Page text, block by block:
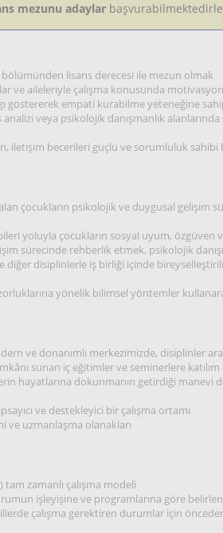
mezunu adaylar
lisans derecesi ile mezun olmak
ve aileleriyle çalışma konusunda
göstererek empati kurabilme yeteneğine
analizi veya psikolojik danışmanlık
iletişim becerileri güçlü ve sorumluluk
çocukların psikolojik ve duygusal gelişim
yoluyla çocukların sosyal uyum, özgüven
sürecinde rehberlik etmek, psikolojik
diğer disiplinlerle iş birliği içinde
yönelik bilimsel yöntemler
ve donanımlı merkezimizde, disiplinler
sunan iç eğitimler ve seminerlere katılım
hayatlarına dokunmanın getirdiği manevi
ve destekleyici bir çalışma ortamı
ve uzmanlaşma olanakları
zamanlı çalışma modeli
işleyişine ve programlarına göre
çalışma gerektiren durumlar için